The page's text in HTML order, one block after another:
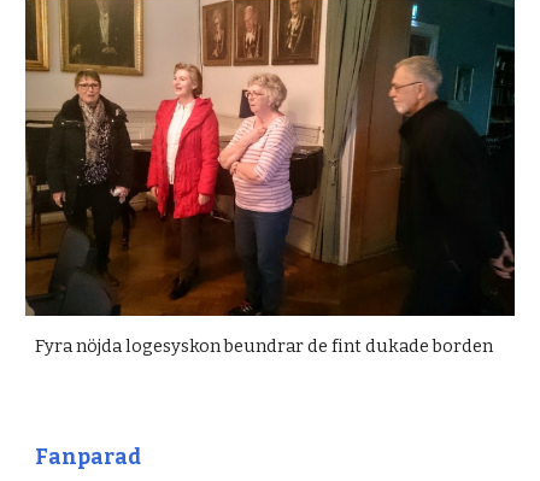
Fyra nöjda logesyskon beundrar de fint dukade borden
Fanparad